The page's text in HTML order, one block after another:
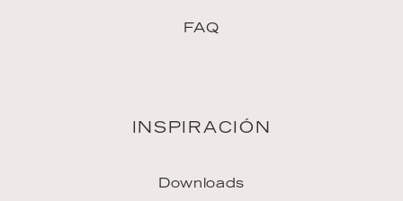
FAQ
INSPIRACIÓN
Downloads